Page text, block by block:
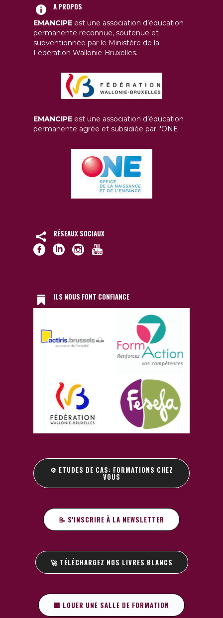
A PROPOS
EMANCIPE est une association d’éducation
permanente reconnue, soutenue et
subventionnée par le Ministère de la
Fédération Wallonie-Bruxelles.
EMANCIPE est une association d’éducation
permanente agrée et subsidiée par l'ONE.
RÉSEAUX SOCIAUX
ILS NOUS FONT CONFIANCE
⚙️ ETUDES DE CAS: FORMATIONS CHEZ
VOUS
📝 S'INSCRIRE À LA NEWSLETTER
🚀 TÉLÉCHARGEZ NOS LIVRES BLANCS
🏢 LOUER UNE SALLE DE FORMATION